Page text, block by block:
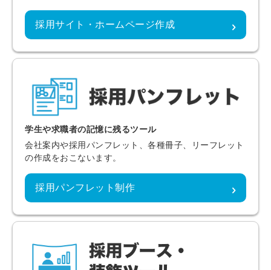
採用サイト・ホームページ作成
学生や求職者の記憶に残るツール
会社案内や採用パンフレット、各種冊子、リーフレット
の作成をおこないます。
採用パンフレット制作